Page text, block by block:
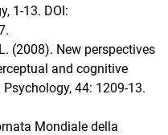
1-13. DOI:
(2008). New perspectives
and cognitive
44: 1209-13.
Mondiale della